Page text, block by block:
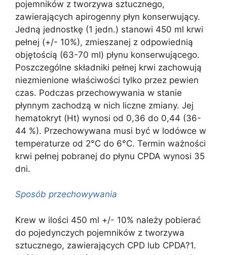
pojemników z tworzywa sztucznego,
zawierających apirogenny płyn konserwujący.
Jedną jednostkę (1 jedn.) stanowi 450 ml krwi
pełnej (+/- 10%), zmieszanej z odpowiednią
objętością (63-70 ml) płynu konserwującego.
Poszczególne składniki pełnej krwi zachowują
niezmienione właściwości tylko przez pewien
czas. Podczas przechowywania w stanie
płynnym zachodzą w nich liczne zmiany. Jej
hematokryt (Ht) wynosi od 0,36 do 0,44 (36-
44 %). Przechowywana musi być w lodówce w
temperaturze od 2°C do 6°C. Termin ważności
krwi pełnej pobranej do płynu CPDA wynosi 35
dni.
Sposób przechowywania
Krew w ilości 450 ml +/- 10% należy pobierać
do pojedynczych pojemników z tworzywa
sztucznego, zawierających CPD lub CPDA?1.